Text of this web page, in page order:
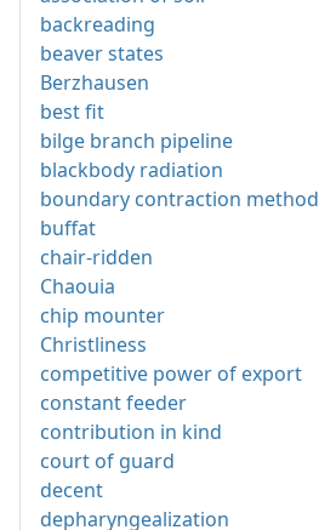
backreading
beaver states
Berzhausen
best fit
bilge branch pipeline
blackbody radiation
boundary contraction method
buffat
chair-ridden
Chaouia
chip mounter
Christliness
competitive power of export
constant feeder
contribution in kind
court of guard
decent
depharyngealization